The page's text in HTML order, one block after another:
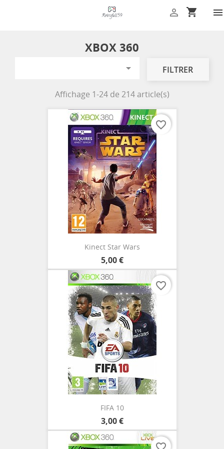

shopping_cart

XBOX 360
 FILTRER
Affichage 1-24 de 214 article(s)
Kinect Star Wars
5,00 €
favorite_border
FIFA 10
3,00 €
favorite_border